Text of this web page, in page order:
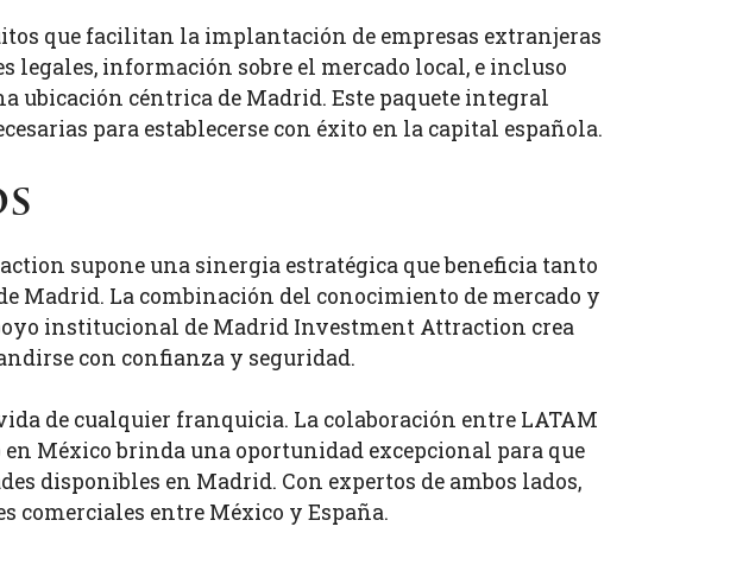
que facilitan la implantación de empresas extranjeras
legales, información sobre el mercado local, e incluso
ubicación céntrica de Madrid. Este paquete integral
para establecerse con éxito en la capital española.
supone una sinergia estratégica que beneficia tanto
Madrid. La combinación del conocimiento de mercado y
institucional de Madrid Investment Attraction crea
con confianza y seguridad.
de cualquier franquicia. La colaboración entre LATAM
México brinda una oportunidad excepcional para que
disponibles en Madrid. Con expertos de ambos lados,
comerciales entre México y España.